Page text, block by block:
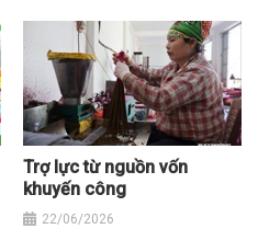
Trợ lực từ nguồn vốn
khuyến công
22/06/2026